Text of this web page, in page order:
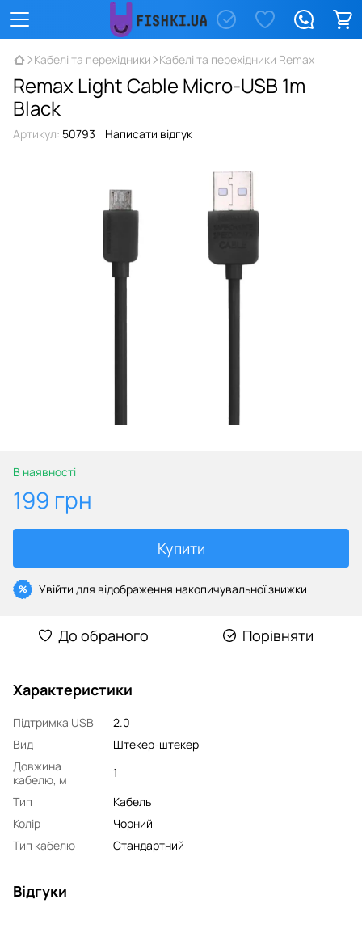
Кабелі та перехідники Кабелі та перехідники Remax
Remax Light Cable Micro-USB 1m
Black
Артикул: 50793 Написати відгук
В наявності
199 грн
Купити
% Увійти для відображення накопичувальної знижки
До обраного Порівняти
Характеристики
Підтримка USB
2.0
Вид
Штекер-штекер
Довжина
кабелю, м
1
Тип
Кабель
Колір
Чорний
Тип кабелю
Стандартний
Відгуки